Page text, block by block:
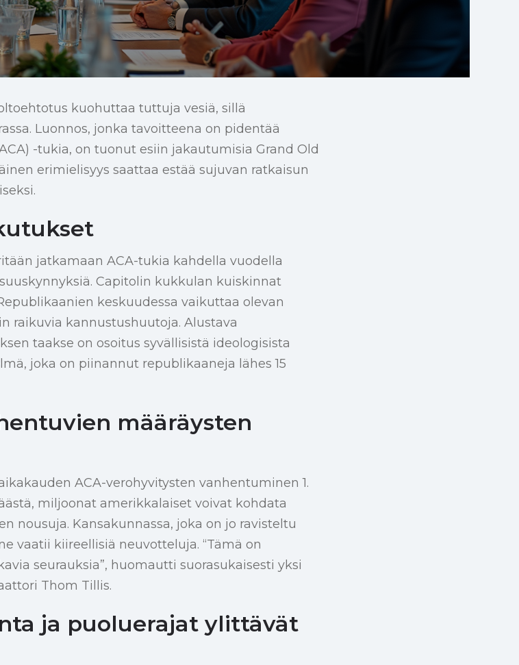
kuohuttaa tuttuja vesiä, sillä
Luonnos, jonka tavoitteena on pidentää
-tukia, on tuonut esiin jakautumisia Grand Old
erimielisyys saattaa estää sujuvan ratkaisun
jatkamaan ACA-tukia kahdella vuodella
Capitolin kukkulan kuiskinnat
keskuudessa vaikuttaa olevan
raikuvia kannustushuutoja. Alustava
taakse on osoitus syvällisistä ideologisista
joka on piinannut republikaaneja lähes 15
määräysten
ACA-verohyvitysten vanhentuminen 1.
miljoonat amerikkalaiset voivat kohdata
nousuja. Kansakunnassa, joka on jo ravisteltu
vaatii kiireellisiä neuvotteluja. “Tämä on
seurauksia”, huomautti suorasukaisesti yksi
Thom Tillis.
ja puoluerajat ylittävät